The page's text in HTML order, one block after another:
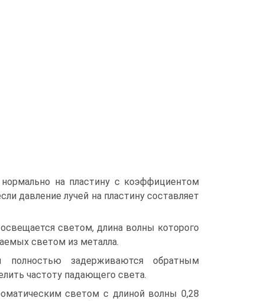
на пластину с коэффициентом
давление лучей на пластину составляет
светом, длина волны которого
светом из металла.
задерживаются обратным
частоту падающего света.
светом с длиной волны 0,28